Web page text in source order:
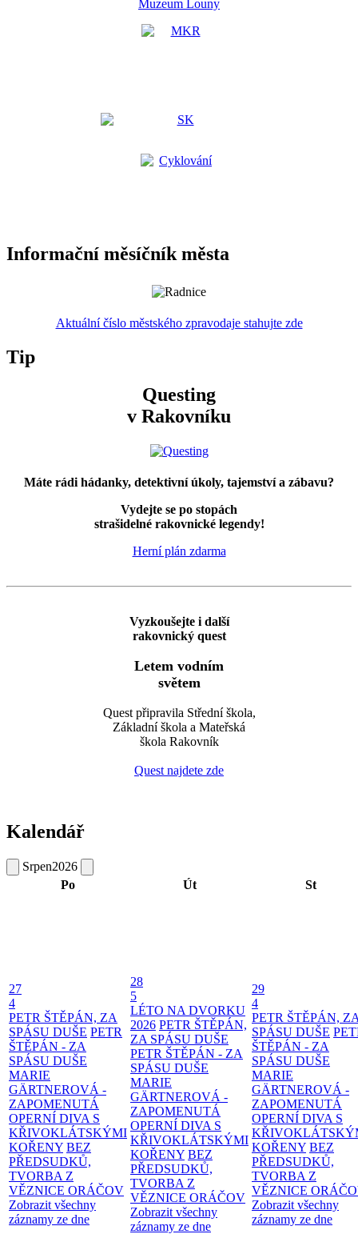
Muzeum Louny
Informační měsíčník města
Aktuální číslo městského zpravodaje stahujte zde
Tip
Questing
v Rakovníku
Máte rádi hádanky, detektivní úkoly, tajemství a zábavu?
Vydejte se po stopách
strašidelné rakovnické legendy!
Herní plán zdarma
Vyzkoušejte i další
rakovnický quest
Letem vodním
světem
Quest připravila Střední škola,
Základní škola a Mateřská
škola Rakovník
Quest najdete zde
Kalendář
Srpen2026
Po
Út St
27
4
PETR ŠTĚPÁN, ZA
SPÁSU DUŠE PETR
ŠTĚPÁN - ZA
SPÁSU DUŠE
MARIE
GÄRTNEROVÁ -
ZAPOMENUTÁ
OPERNÍ DIVA S
KŘIVOKLÁTSKÝMI
KOŘENY BEZ
PŘEDSUDKŮ,
TVORBA Z
VĚZNICE ORÁČOV
Zobrazit všechny
záznamy ze dne
28
5
LÉTO NA DVORKU
2026 PETR ŠTĚPÁN,
ZA SPÁSU DUŠE
PETR ŠTĚPÁN - ZA
SPÁSU DUŠE
MARIE
GÄRTNEROVÁ -
ZAPOMENUTÁ
OPERNÍ DIVA S
KŘIVOKLÁTSKÝMI
KOŘENY BEZ
PŘEDSUDKŮ,
TVORBA Z
VĚZNICE ORÁČOV
Zobrazit všechny
záznamy ze dne
29
4
PETR ŠTĚPÁN,
SPÁSU DUŠE
ŠTĚPÁN - ZA
SPÁSU DUŠE
MARIE
GÄRTNEROVÁ -
ZAPOMENUTÁ
OPERNÍ DIVA S
KOŘENY BEZ
PŘEDSUDKŮ,
TVORBA Z
VĚZNICE
Zobrazit všechny
záznamy ze dne